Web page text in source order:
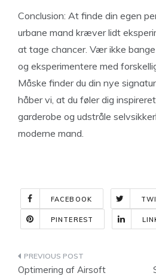
Conclusion: At finde din egen
urbane mand kræver lidt
at tage chancer. Vær ikke
og eksperimentere med
Måske finder du din nye
håber vi, at du føler dig
garderobe og udstråle
moderne mand.
FACEBOOK
PINTEREST
Indlægsnavigation
Optimering af Airsoft